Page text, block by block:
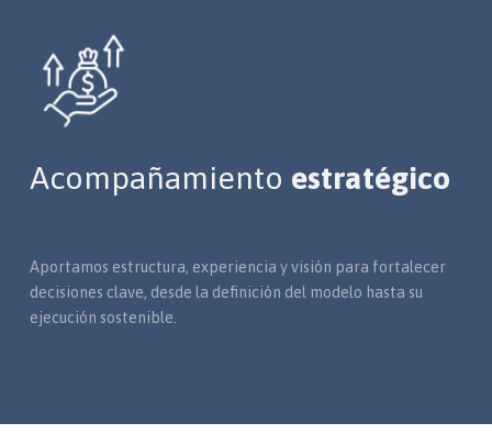
Acompañamiento estratégico
Aportamos estructura, experiencia y visión para fortalecer
decisiones clave, desde la definición del modelo hasta su
ejecución sostenible.